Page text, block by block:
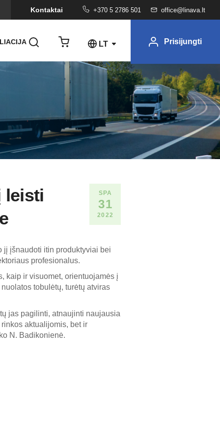
Kontaktai +370 5 2786 501 office@linava.lt
LT Prisijungti
leisti
SPA
31
2022
jį įšnaudoti itin produktyviai bei
profesionalus.
kaip ir visuomet, orientuojamės į
tobulėtų, turėtų atviras
jas pagilinti, atnaujinti naujausia
aktualijomis, bet ir
N. Badikonienė.